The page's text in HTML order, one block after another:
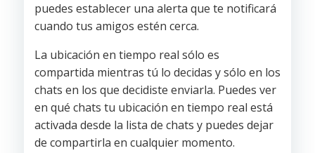
puedes establecer una alerta que te notificará
cuando tus amigos estén cerca.
La ubicación en tiempo real sólo es
compartida mientras tú lo decidas y sólo en los
chats en los que decidiste enviarla. Puedes ver
en qué chats tu ubicación en tiempo real está
activada desde la lista de chats y puedes dejar
de compartirla en cualquier momento.